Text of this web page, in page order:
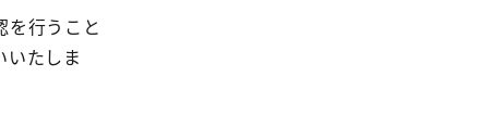
を行うこと
いたしま